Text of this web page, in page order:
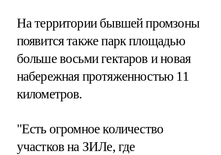
На территории бывшей промзоны
появится также парк площадью
больше восьми гектаров и новая
набережная протяженностью 11
километров.
"Есть огромное количество
участков на ЗИЛе, где